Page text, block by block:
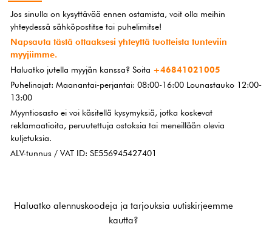
Jos sinulla on kysyttävää ennen ostamista, voit olla meihin
yhteydessä sähköpostitse tai puhelimitse!
Napsauta tästä ottaaksesi yhteyttä tuotteista tunteviin
myyjiimme.
Haluatko jutella myyjän kanssa? Soita +46841021005
Puhelinajat: Maanantai-perjantai: 08:00-16:00 Lounastauko 12:00-
13:00
Myyntiosasto ei voi käsitellä kysymyksiä, jotka koskevat
reklamaatioita, peruutettuja ostoksia tai meneillään olevia
kuljetuksia.
ALV-tunnus / VAT ID: SE556945427401
Haluatko alennuskoodeja ja tarjouksia uutiskirjeemme
kautta?